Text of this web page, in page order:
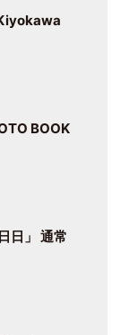
BOOK
日」 通常